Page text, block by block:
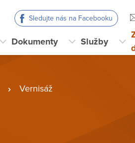
Sledujte nás na Facebooku
Dokumenty Služby
Vernisáž